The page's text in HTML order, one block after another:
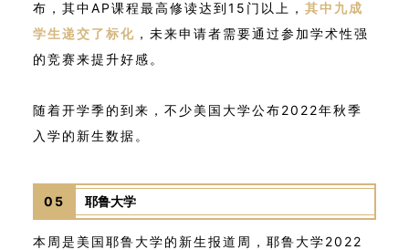
布，其中AP课程最高修读达到15门以上， 其中九成
学生递交了标化 ，未来申请者需要通过参加学术性强
的竞赛来提升好感。
随着开学季的到来，不少美国大学公布2022年秋季
入学的新生数据。
05 耶鲁大学
本周是美国耶鲁大学的新生报道周，耶鲁大学2022